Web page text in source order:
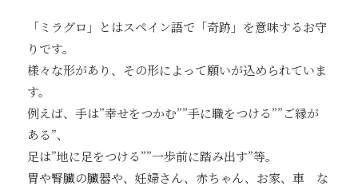
「ミラグロ」とはスペイン語で「奇跡」を意味するお守
りです。
様々な形があり、その形によって願いが込められていま
す。
例えば、手は”幸せをつかむ””手に職をつける””ご縁が
ある”、
足は”地に足をつける””一歩前に踏み出す”等。
胃や腎臓の臓器や、妊婦さん、赤ちゃん、お家、車 な